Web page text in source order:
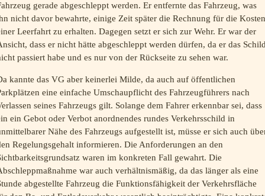
gerade abgeschleppt werden. Er entfernte das Fahrzeug, was
nicht davor bewahrte, einige Zeit später die Rechnung für die Kosten
Leerfahrt zu erhalten. Dagegen setzt er sich zur Wehr. Er war der
dass er nicht hätte abgeschleppt werden dürfen, da er das
passiert habe und es nur von der Rückseite zu sehen war.
kannte das VG aber keinerlei Milde, da auch auf öffentlichen
eine einfache Umschaupflicht des Fahrzeugführers nach
seines Fahrzeugs gilt. Solange dem Fahrer erkennbar sei, dass
ein Gebot oder Verbot anordnendes rundes Verkehrsschild in
Nähe des Fahrzeugs aufgestellt ist, müsse er sich auch
Regelungsgehalt informieren. Die Anforderungen an den
waren im konkreten Fall gewahrt. Die
war auch verhältnismäßig, da das länger als eine
abgestellte Fahrzeug die Funktionsfähigkeit der Verkehrsfläche